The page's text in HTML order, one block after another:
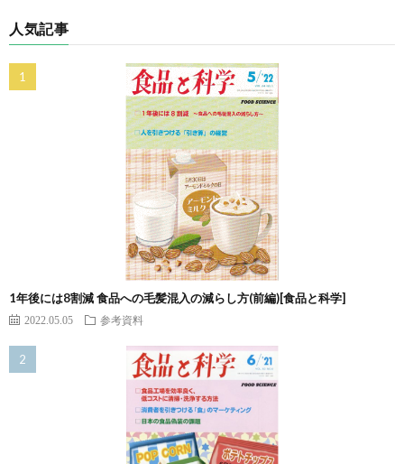
人気記事
1年後には8割減 食品への毛髪混入の減らし方(前編)[食品と科学]
2022.05.05 参考資料